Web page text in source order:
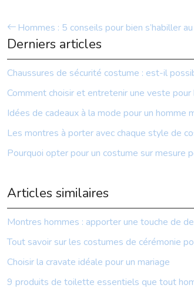
Hommes : 5 conseils pour bien s’habiller
Derniers articles
Chaussures de sécurité costume : est-il
Comment choisir et entretenir une veste
Idées de cadeaux à la mode pour un homme
Les montres à porter avec chaque style de
Pourquoi opter pour un costume sur mesure
Articles similaires
Montres hommes : apporter une touche de
Tout savoir sur les costumes de cérémonie
Choisir la cravate idéale pour un mariage
9 produits de toilette essentiels que tout